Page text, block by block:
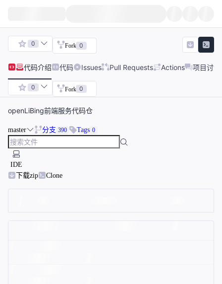
0 Fork 0
代码介绍 代码 Issues Pull Requests Actions 项目讨论
0 Fork 0
openLiBing前端服务代码仓
master 分支 390 Tags 0
IDE
下载zip
Clone